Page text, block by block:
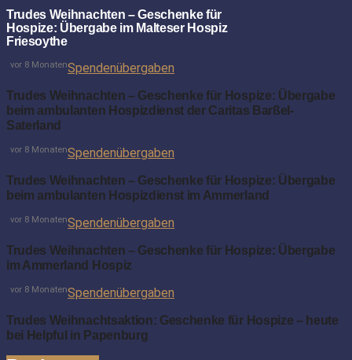
Trudes Weihnachten – Geschenke für
Hospize: Übergabe im Malteser Hospiz
Friesoythe
Spendenübergaben
vor 8 Monaten
Trudes Weihnachten – Geschenke für Hospize: Übergabe
beim ambulanten Hospizdienst der Caritas Barßel-
Saterland
Spendenübergaben
vor 8 Monaten
Trudes Weihnachten – Geschenke für Hospize: Übergabe
beim ambulanten Hospizdienst im Ammerland
Spendenübergaben
vor 8 Monaten
Trudes Weihnachten – Geschenke für Hospize: Übergabe
im Ammerland Hospiz
Spendenübergaben
vor 8 Monaten
Trudes Weihnachtsaktion: Geschenke für Hospize – heute
bei Helpful in Papenburg